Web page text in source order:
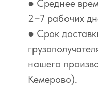
Подбор обоев
и сюжету с
пожеланий.
отдельных
изображения